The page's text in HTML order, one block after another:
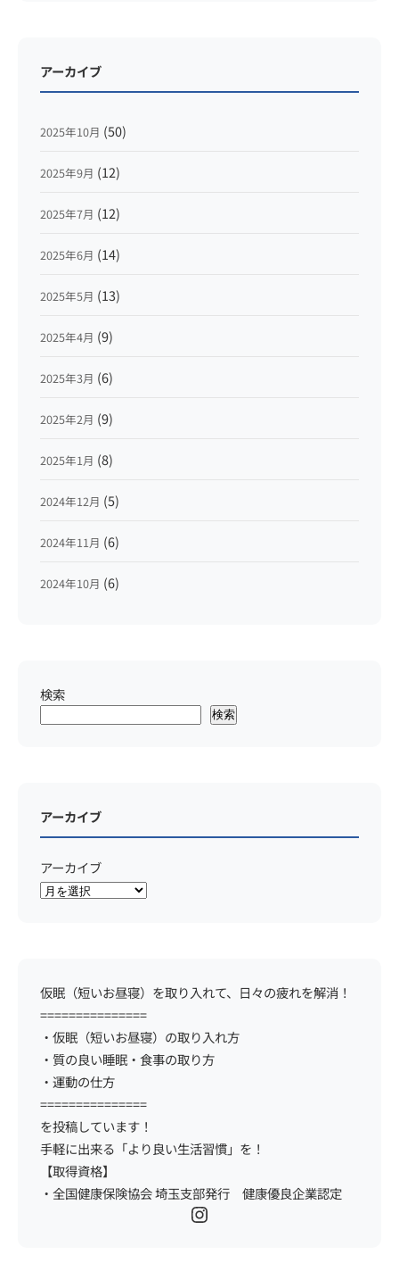
アーカイブ
2025年10月 (50)
2025年9月 (12)
2025年7月 (12)
2025年6月 (14)
2025年5月 (13)
2025年4月 (9)
2025年3月 (6)
2025年2月 (9)
2025年1月 (8)
2024年12月 (5)
2024年11月 (6)
2024年10月 (6)
検索
検索
アーカイブ
アーカイブ
仮眠（短いお昼寝）を取り入れて、日々の疲れを解消！
===============
・仮眠（短いお昼寝）の取り入れ方
・質の良い睡眠・食事の取り方
・運動の仕方
===============
を投稿しています！
手軽に出来る「より良い生活習慣」を！
【取得資格】
・全国健康保険協会 埼玉支部発行 健康優良企業認定
Instagram